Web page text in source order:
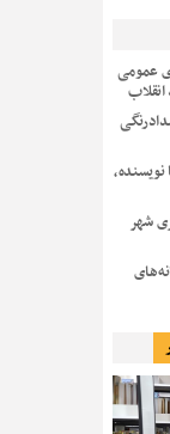
عمومی
نویسنده،
شهر